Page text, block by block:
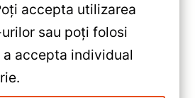
Teyes CC2 Plus
Pathfinder 2005-
Detaliată,
Auto Teyes CC3
accepta utilizarea
sau poți folosi
accepta individual